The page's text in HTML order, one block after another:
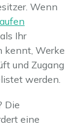
Wenn
Ihr
kennt, Werke
und Zugang
werden.
Die
eine